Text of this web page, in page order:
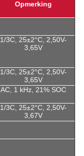
Opmerking
1/3C, 25±2°C, 2,50V-
3,65V
1/3C, 25±2°C, 2,50V-
3,65V
AC, 1 kHz, 21% SOC
1/3C, 25±2°C, 2,50V-
3,67V